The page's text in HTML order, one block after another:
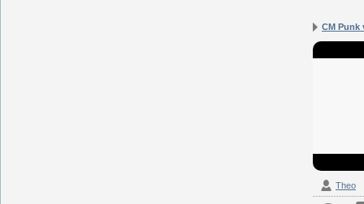
CM Punk
Theo